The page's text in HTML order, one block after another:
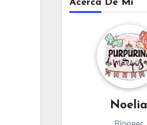
Acerca De Mi
Noelia